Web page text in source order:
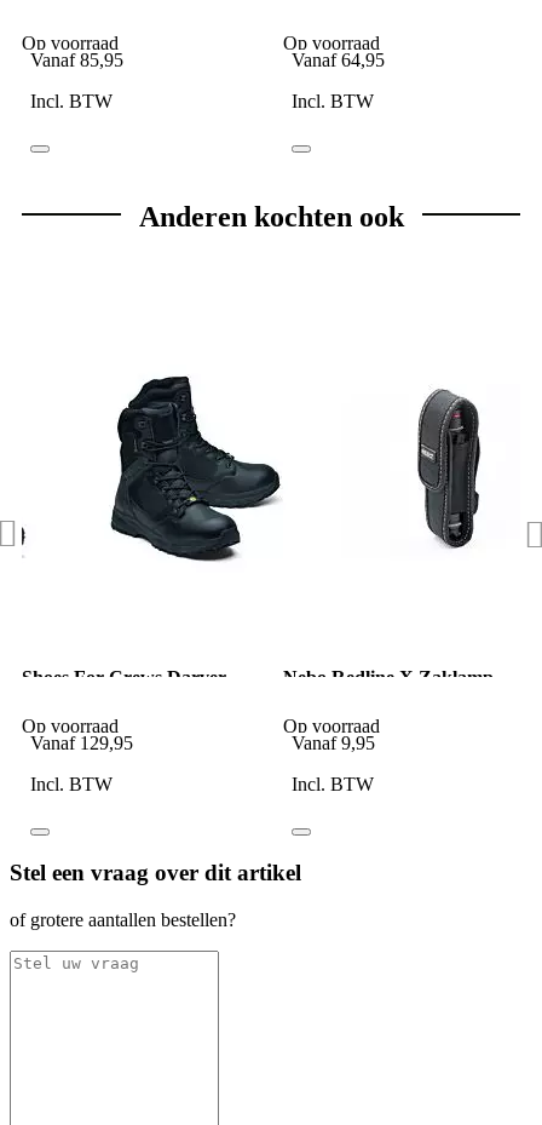
Op voorraad
Vanaf 85,95
Incl. BTW
Op voorraad
Vanaf 64,95
Incl. BTW
Anderen kochten ook
Shoes For Crews Darver
Op voorraad
Vanaf 129,95
Incl. BTW
Nebo Redline X Zaklamp
Op voorraad
Vanaf 9,95
Incl. BTW
Stel een vraag over dit artikel
of grotere aantallen bestellen?